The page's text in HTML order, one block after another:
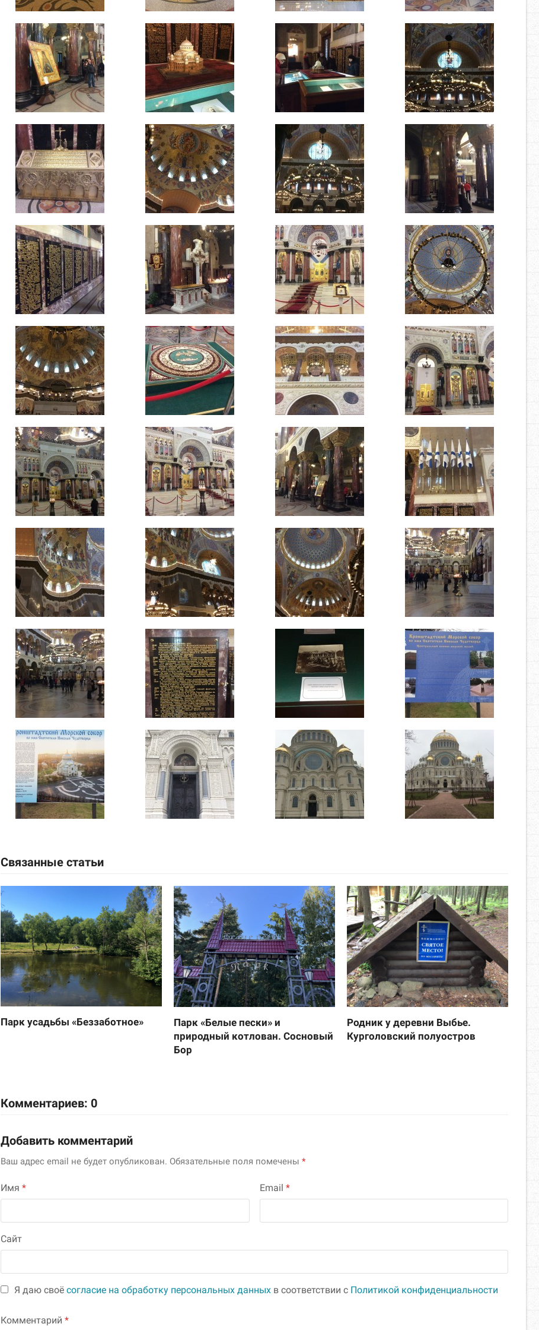
Связанные статьи
Парк усадьбы «Беззаботное»
Парк «Белые пески» и
природный котлован. Сосновый
Бор
Родник у деревни Выбье.
Курголовский полуостров
Комментариев: 0
Добавить комментарий
Ваш адрес email не будет опубликован. Обязательные поля помечены*
Имя* Email *
Сайт
Я даю своёсогласие на обработку персональных данных в соответствии с Политикой конфиденциальности
Комментарий*
Маркетинг
Делясь своими
интересами и
информацией о вашем
поведении во время
посещения нашего
сайта, вы повышаете
вероятность того, что
будете получать
персонализированный
контент и
предложения.